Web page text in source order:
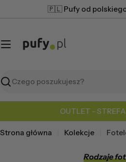
do
🇵🇱 Pufy od
Szukaj
OUTLET -
Strona główna Kolekcje
Rodzaje